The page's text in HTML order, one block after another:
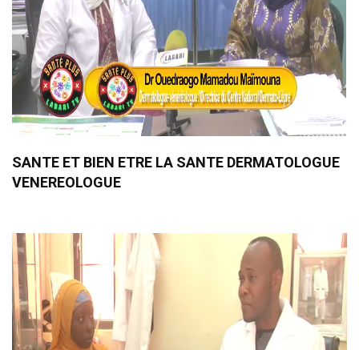
SANTE ET BIEN ETRE LA SANTE DERMATOLOGUE
VENEREOLOGUE